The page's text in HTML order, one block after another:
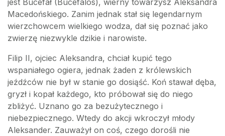
jest Bucefał (Bucefalos), wierny towarzysz Aleksandra
Macedońskiego. Zanim jednak stał się legendarnym
wierzchowcem wielkiego wodza, dał się poznać jako
zwierzę niezwykle dzikie i narowiste.
Filip II, ojciec Aleksandra, chciał kupić tego
wspaniałego ogiera, jednak żaden z królewskich
jeźdźców nie był w stanie go dosiąść. Koń stawał dęba,
gryzł i kopał każdego, kto próbował się do niego
zbliżyć. Uznano go za bezużytecznego i
niebezpiecznego. Wtedy do akcji wkroczył młody
Aleksander. Zauważył on coś, czego dorośli nie